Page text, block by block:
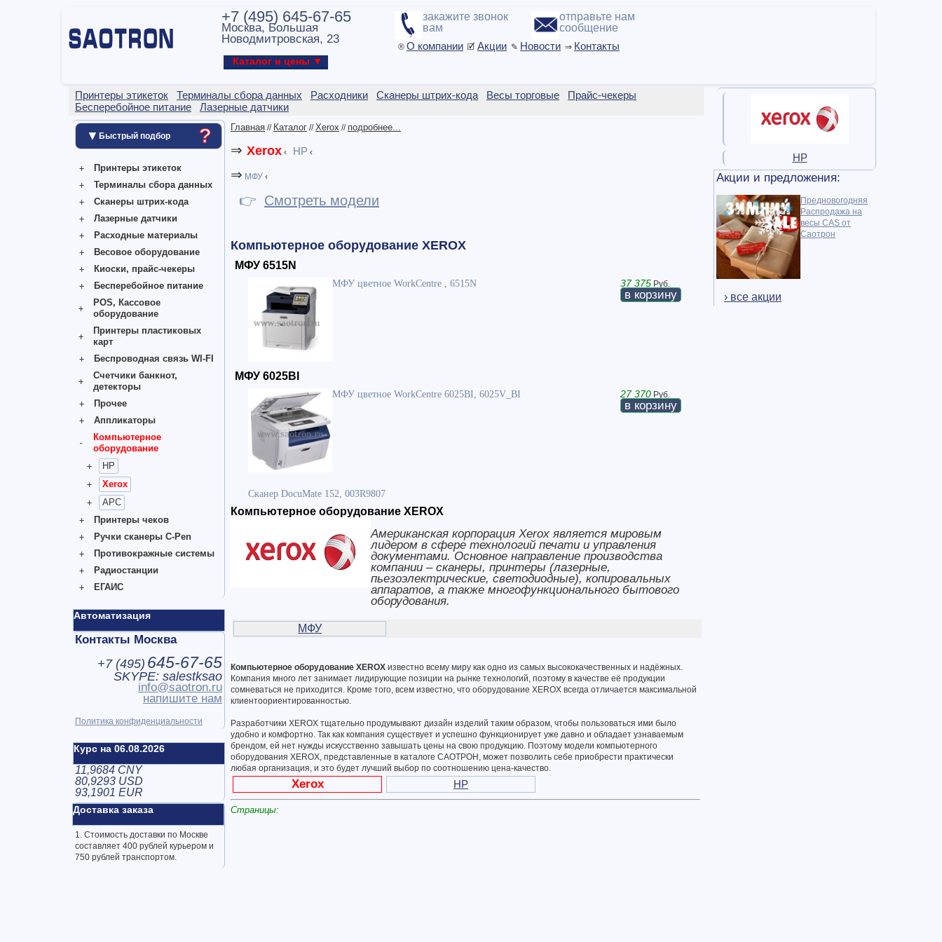
+7 (495) 645-67-65
Москва, Большая
Новодмитровская, 23
Каталог и цены ▼
закажите звонок
вам
отправьте нам
сообщение
® О компании 🗹 Акции ✎ Новости ⇒ Контакты
HP
Акции и предложения:
Предновогодняя
Распродажа на
весы CAS от
Саотрон
› все акции
Принтеры этикеток Терминалы сбора данных Расходники Сканеры штрих-кода Весы торговые
Прайс-чекеры
Бесперебойное питание
Лазерные датчики
▼ Быстрый подбор ?
Принтеры этикеток
Терминалы сбора данных
Сканеры штрих-кода
Лазерные датчики
Расходные материалы
Весовое оборудование
Киоски, прайс-чекеры
Бесперебойное питание
POS, Кассовое
оборудование
Принтеры пластиковых
карт
Беспроводная связь WI-FI
Счетчики банкнот,
детекторы
Прочее
Аппликаторы
Компьютерное
оборудование
HP
Xerox
APC
Принтеры чеков
Ручки сканеры C-Pen
Противокражные системы
Радиостанции
ЕГАИС
Автоматизация
Контакты Москва
+7 (495) 645-67-65
SKYPE: salestksao
info@saotron.ru
напишите нам
Политика конфиденциальности
Курс на 06.08.2026
11,9684 CNY
80,9293 USD
93,1901 EUR
Доставка заказа
1. Стоимость доставки по Москве
составляет 400 рублей курьером и
750 рублей транспортом.
Главная // Каталог //Xerox // подробнее...
⇒ Xerox ‹ HP ‹
⇒ МФУ ‹
👉 Смотреть модели
Компьютерное оборудование XEROX
МФУ 6515N
МФУ цветное WorkCentre , 6515N 37 375 Руб.
в корзину
МФУ 6025BI
МФУ цветное WorkCentre 6025BI, 6025V_BI 27 370 Руб.
в корзину
Сканер DocuMate 152, 003R9807
Компьютерное оборудование XEROX
Американская корпорация Xerox является мировым
лидером в сфере технологий печати и управления
документами. Основное направление производства
компании – сканеры, принтеры (лазерные,
пьезоэлектрические, светодиодные), копировальных
аппаратов, а также многофункционального бытового
оборудования.
МФУ
Компьютерное оборудование XEROX известно всему миру как одно из самых высококачественных и надёжных.
Компания много лет занимает лидирующие позиции на рынке технологий, поэтому в качестве её продукции
сомневаться не приходится. Кроме того, всем известно, что оборудование XEROX всегда отличается максимальной
клиентоориентированностью.
Разработчики XEROX тщательно продумывают дизайн изделий таким образом, чтобы пользоваться ими было
удобно и комфортно. Так как компания существует и успешно функционирует уже давно и обладает узнаваемым
брендом, ей нет нужды искусственно завышать цены на свою продукцию. Поэтому модели компьютерного
оборудования XEROX, представленные в каталоге САОТРОН, может позволить себе приобрести практически
любая организация, и это будет лучший выбор по соотношению цена-качество.
Xerox HP
Страницы: